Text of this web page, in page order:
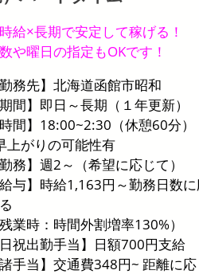
給×長期で安定して稼げる！
や曜日の指定もOKです！
勤務先】北海道函館市昭和
期間】即日～長期（１年更新）
時間】18:00~2:30（休憩60分）
上がりの可能性有
勤務】週2～（希望に応じて）
給与】時給1,163円～勤務日数
残業時：時間外割増率130%）
日祝出勤手当】日額700円支給
諸手当】交通費348円~ 距離に